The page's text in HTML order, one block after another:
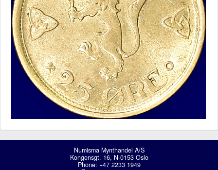
Numisma Mynthandel A/S
Kongensgt. 16, N-0153 Oslo
Phone: +47 2233 1949